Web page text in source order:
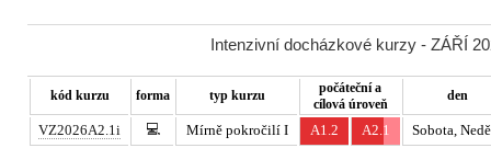
Intenzivní docházkové kurzy - ZÁŘÍ
kód kurzu forma typ kurzu
počáteční a
cílová úroveň
den
VZ2026A2.1i 💻 Mírně pokročilí I A1.2 A2.1 Sobota,